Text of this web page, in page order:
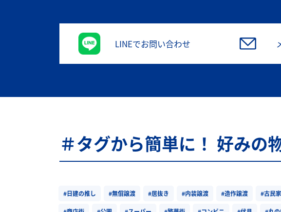
LINEでお問い合わせ
＃タグから簡単に！ 好みの
#日建の推し #無償譲渡 #居抜き #内装譲渡 #造作譲渡 #古民家